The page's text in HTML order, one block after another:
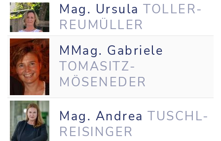
Mag. Ursula TOLLER-
REUMÜLLER
MMag. Gabriele
TOMASITZ-
MÖSENEDER
Mag. Andrea TUSCHL-
REISINGER